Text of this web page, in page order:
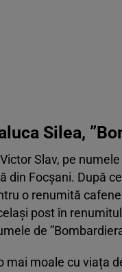
Silea,
Slav, pe
din Focșani. După
o renumită
post în
de
mai moale cu viața